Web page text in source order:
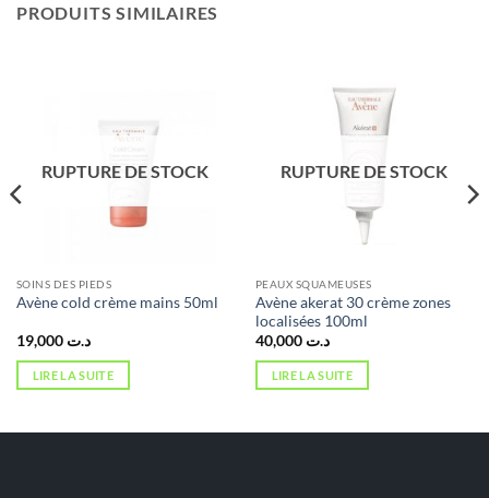
PRODUITS SIMILAIRES
RUPTURE DE STOCK
SOINS DES PIEDS
Avène cold crème mains 50ml
د.ت 19,000
LIRE LA SUITE
RUPTURE DE STOCK
PEAUX SQUAMEUSES
Avène akerat 30 crème zones
localisées 100ml
د.ت 40,000
LIRE LA SUITE